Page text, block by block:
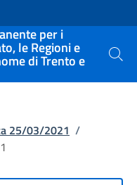
per i
le Regioni e
di Trento e Cerca
25/03/2021 /